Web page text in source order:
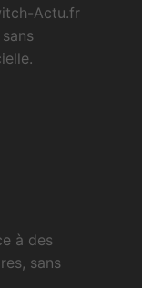
Actu.fr
à des
sans